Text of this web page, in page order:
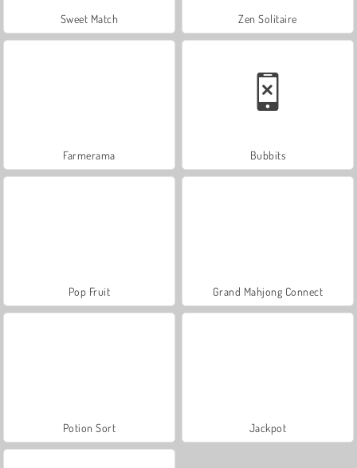
Sweet Match Zen Solitaire
Farmerama Bubbits
Pop Fruit Grand Mahjong Connect
Potion Sort Jackpot